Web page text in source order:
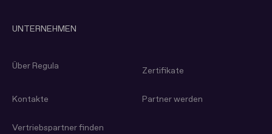
UNTERNEHMEN
Über Regula Zertifikate
Kontakte Partner werden
Vertriebspartner finden